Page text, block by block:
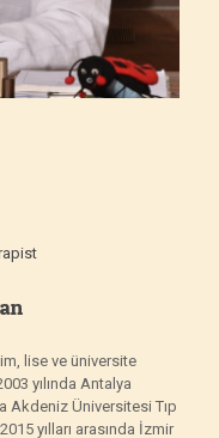
lise ve üniversite
yılında Antalya
Akdeniz Üniversitesi Tıp
yılları arasında İzmir